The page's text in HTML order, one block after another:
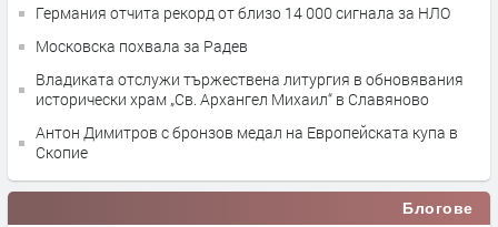
Германия отчита рекорд от близо 14 000 сигнала за НЛО
Московска похвала за Радев
Владиката отслужи тържествена литургия в обновявания
исторически храм „Св. Архангел Михаил“ в Славяново
Антон Димитров с бронзов медал на Европейската купа в
Скопие
Блогове